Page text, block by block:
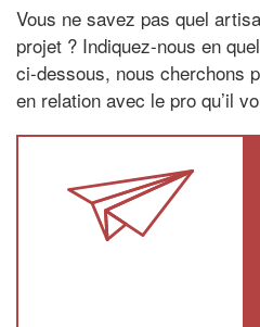
Vous ne savez pas quel
projet ? Indiquez-nous en
ci-dessous, nous cherchons
en relation avec le pro qu’il